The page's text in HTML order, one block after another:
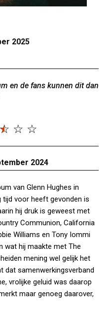
2025
en de fans kunnen dit dan
☆ ☆ ☆
2024
van Glenn Hughes in
tijd voor heeft gevonden is
hij druk is geweest met
Communion, California
Williams en Tony Iommi
wat hij maakte met The
mening wel gelijk het
dat samenwerkingsverband
vrolijke geluid was daarop
maar genoeg daarover,